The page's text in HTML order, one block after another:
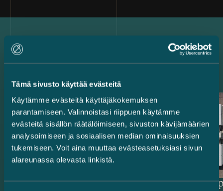
Tämä sivusto käyttää evästeitä
Käytämme evästeitä käyttäjäkokemuksen
parantamiseen. Valinnoistasi riippuen käytämme
evästeitä sisällön räätälöimiseen, sivuston kävijämäärien
analysoimiseen ja sosiaalisen median ominaisuuksien
tukemiseen. Voit aina muuttaa evästeasetuksiasi sivun
alareunassa olevasta linkistä.
Uusimmat referenssit
Rahoittajat ja
Delta